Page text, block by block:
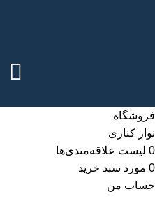
فروشگاه
نوار کناری
0 لیست علاقه‌مندی‌ها
0 مورد سبد خرید
حساب من